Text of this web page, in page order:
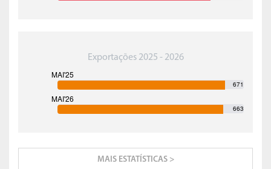
Exportações 2025 - 2026
671
663
MAIS ESTATÍSTICAS >